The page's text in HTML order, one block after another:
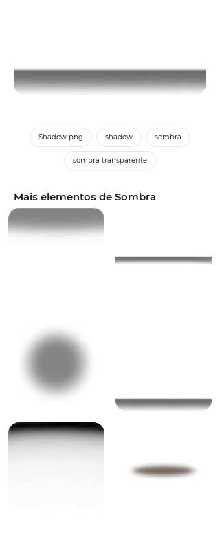
Shadow png shadow sombra
sombra transparente
Mais elementos de Sombra